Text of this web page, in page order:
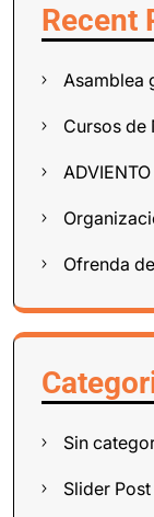
Recent
Asamblea
Cursos de
Ofrenda
Sin
Slider Post